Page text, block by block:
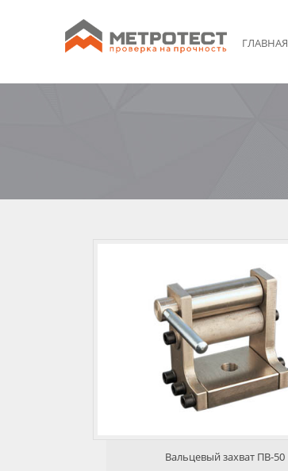
ГЛАВНАЯ
Вальцевый захват ПВ-50